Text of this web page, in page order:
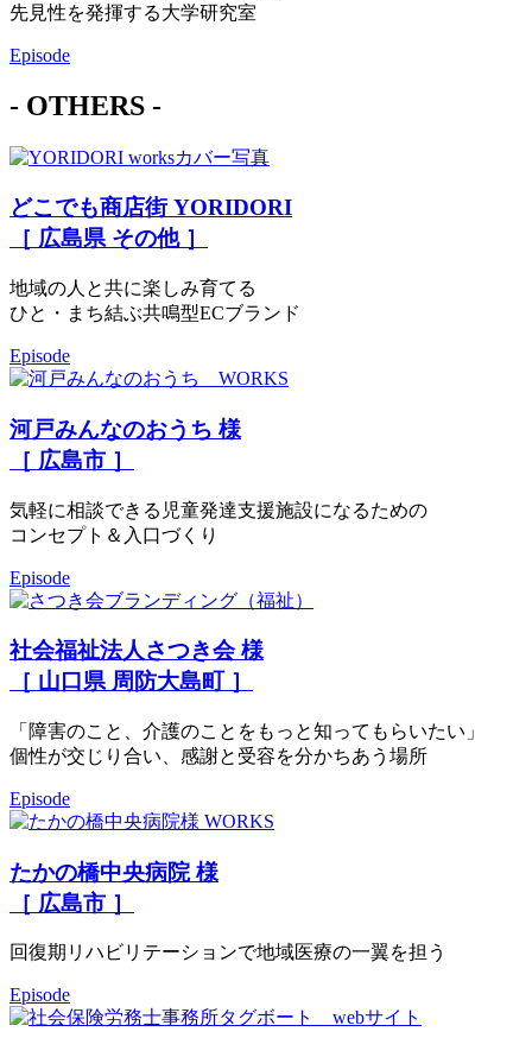
先見性を発揮する大学研究室
Episode
- OTHERS -
どこでも商店街 YORIDORI
［ 広島県 その他 ］
地域の人と共に楽しみ育てる
ひと・まち結ぶ共鳴型ECブランド
Episode
河戸みんなのおうち 様
［ 広島市 ］
気軽に相談できる児童発達支援施設になるための
コンセプト＆入口づくり
Episode
社会福祉法人さつき会 様
［ 山口県 周防大島町 ］
「障害のこと、介護のことをもっと知ってもらいたい」
個性が交じり合い、感謝と受容を分かちあう場所
Episode
たかの橋中央病院 様
［ 広島市 ］
回復期リハビリテーションで地域医療の一翼を担う
Episode